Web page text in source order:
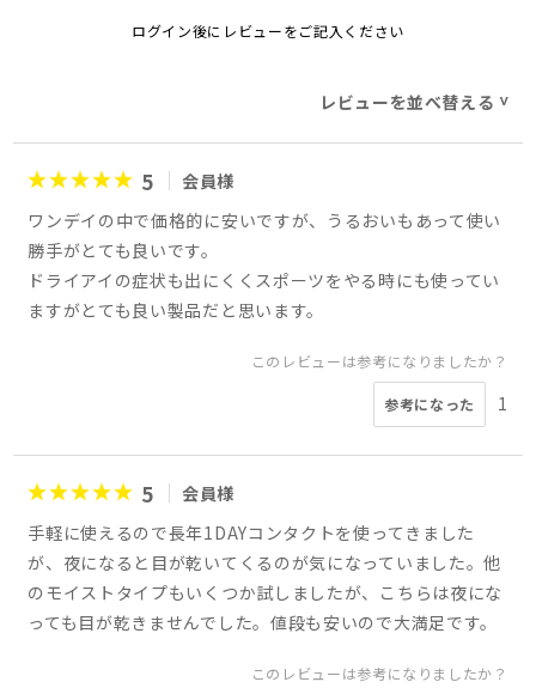
ログイン後にレビューをご記入ください
レビューを並べ替える >
5
会員様
ワンデイの中で価格的に安いですが、うるおいもあって使い
勝手がとても良いです。
ドライアイの症状も出にくくスポーツをやる時にも使ってい
ますがとても良い製品だと思います。
このレビューは参考になりましたか？
参考になった 1
5
会員様
手軽に使えるので長年1DAYコンタクトを使ってきました
が、夜になると目が乾いてくるのが気になっていました。他
のモイストタイプもいくつか試しましたが、こちらは夜にな
っても目が乾きませんでした。値段も安いので大満足です。
このレビューは参考になりましたか？